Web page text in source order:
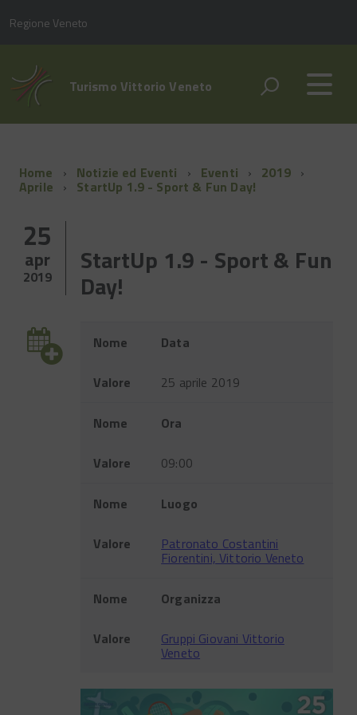
Regione Veneto
Turismo Vittorio Veneto
Home Notizie ed Eventi Eventi 2019
Aprile StartUp 1.9 - Sport & Fun Day!
25
apr
2019 StartUp 1.9 - Sport & Fun
Day!
Evento
Nome Data
Valore 25 aprile 2019
Nome Ora
Valore 09:00
Nome Luogo
Valore Patronato Costantini
Fiorentini, Vittorio Veneto
Nome Organizza
Valore Gruppi Giovani Vittorio
Veneto